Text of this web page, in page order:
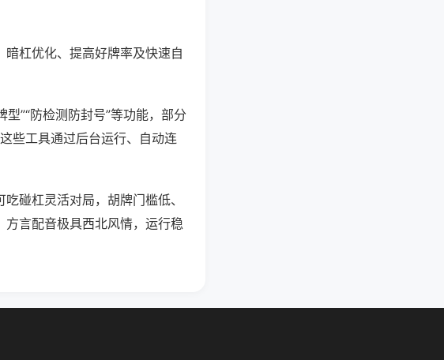
杠优化、提高好牌率及快速自
”“防检测防封号”等功能，部分
些工具通过后台运行、自动连
碰杠灵活对局，胡牌门槛低、
言配音极具西北风情，运行稳